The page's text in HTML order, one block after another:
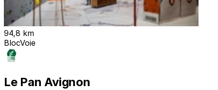
94,8 km
BlocVoie
Le Pan Avignon